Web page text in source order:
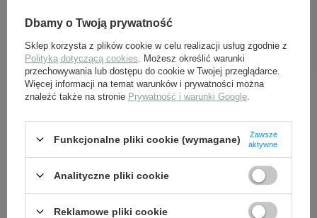
generalskie bryczesy
sukienne
399,00 zł
brązowa - replika Nestof
89,00 zł
TAKŻE:
Dbamy o Twoją prywatność
Sklep korzysta z plików cookie w celu realizacji usług zgodnie z
Polityką dotyczącą cookies . Możesz określić warunki
przechowywania lub dostępu do cookie w Twojej przeglądarce.
Więcej informacji na temat warunków i prywatności można
znaleźć także na stronie Prywatność i warunki Google
Funkcjonalne pliki cookie (wymagane)
Zawsze
aktywne
Analityczne pliki cookie
Reklamowe pliki cookie